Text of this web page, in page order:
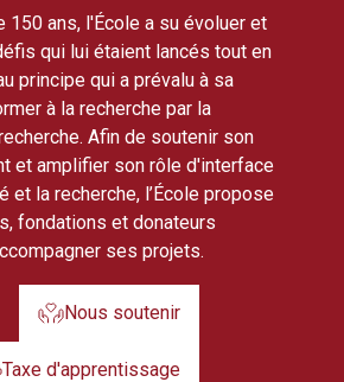
150 ans, l'École a su évoluer et
qui lui étaient lancés tout en
principe qui a prévalu à sa
à la recherche par la
Afin de soutenir son
et amplifier son rôle d'interface
et la recherche, l’École propose
fondations et donateurs
ses projets.
Nous soutenir
Taxe d'apprentissage